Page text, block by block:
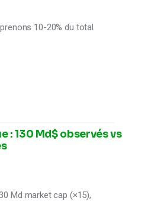
10-20% du total
: 130 Md$ observés vs
Md market cap (×15),